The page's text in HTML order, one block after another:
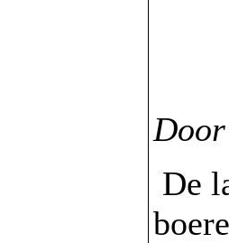
De